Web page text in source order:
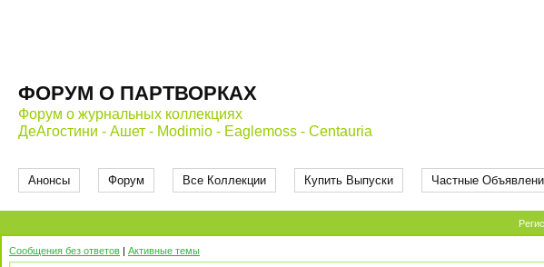
ФОРУМ О ПАРТВОРКАХ
Форум о журнальных коллекциях
ДеАгостини - Ашет - Modimio - Eaglemoss - Centauria
Анонсы Форум Все Коллекции Купить Выпуски Частные
Сообщения без ответов | Активные темы